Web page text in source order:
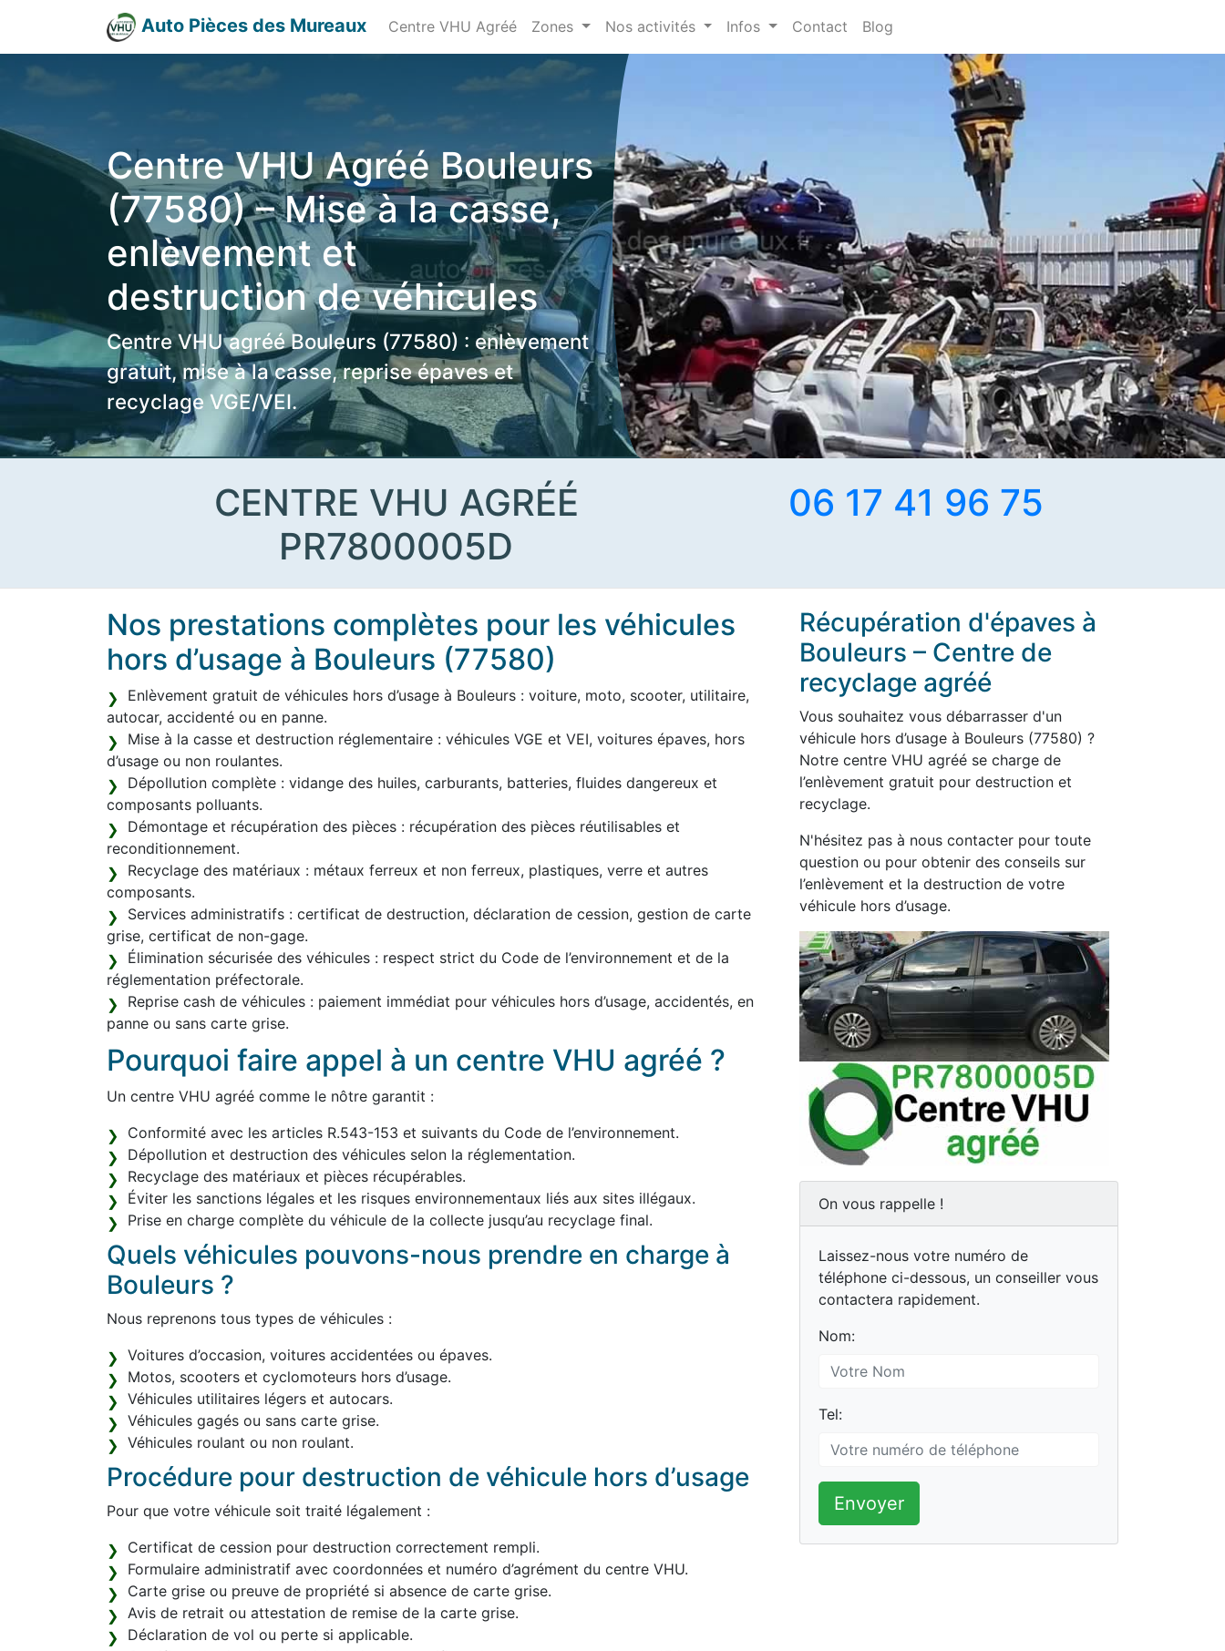
Auto Pièces des Mureaux Centre VHU Agréé Zones Nos activités Infos Contact Blog
Centre VHU Agréé Bouleurs
(77580) – Mise à la casse,
enlèvement et
destruction de véhicules
Centre VHU agréé Bouleurs (77580) : enlèvement
gratuit, mise à la casse, reprise épaves et
recyclage VGE/VEI.
CENTRE VHU AGRÉÉ
PR7800005D
06 17 41 96 75
Nos prestations complètes pour les véhicules
hors d’usage à Bouleurs (77580)
Enlèvement gratuit de véhicules hors d’usage à Bouleurs : voiture, moto, scooter, utilitaire,
autocar, accidenté ou en panne.
Mise à la casse et destruction réglementaire : véhicules VGE et VEI, voitures épaves, hors
d’usage ou non roulantes.
Dépollution complète : vidange des huiles, carburants, batteries, fluides dangereux et
composants polluants.
Démontage et récupération des pièces : récupération des pièces réutilisables et
reconditionnement.
Recyclage des matériaux : métaux ferreux et non ferreux, plastiques, verre et autres
composants.
Services administratifs : certificat de destruction, déclaration de cession, gestion de carte
grise, certificat de non-gage.
Élimination sécurisée des véhicules : respect strict du Code de l’environnement et de la
réglementation préfectorale.
Reprise cash de véhicules : paiement immédiat pour véhicules hors d’usage, accidentés, en
panne ou sans carte grise.
Pourquoi faire appel à un centre VHU agréé ?
Un centre VHU agréé comme le nôtre garantit :
Conformité avec les articles R.543-153 et suivants du Code de l’environnement.
Dépollution et destruction des véhicules selon la réglementation.
Recyclage des matériaux et pièces récupérables.
Éviter les sanctions légales et les risques environnementaux liés aux sites illégaux.
Prise en charge complète du véhicule de la collecte jusqu’au recyclage final.
Quels véhicules pouvons-nous prendre en charge à
Bouleurs ?
Nous reprenons tous types de véhicules :
Voitures d’occasion, voitures accidentées ou épaves.
Motos, scooters et cyclomoteurs hors d’usage.
Véhicules utilitaires légers et autocars.
Véhicules gagés ou sans carte grise.
Véhicules roulant ou non roulant.
Procédure pour destruction de véhicule hors d’usage
Pour que votre véhicule soit traité légalement :
Certificat de cession pour destruction correctement rempli.
Formulaire administratif avec coordonnées et numéro d’agrément du centre VHU.
Carte grise ou preuve de propriété si absence de carte grise.
Avis de retrait ou attestation de remise de la carte grise.
Déclaration de vol ou perte si applicable.
Récupération d'épaves à
Bouleurs – Centre de
recyclage agréé
Vous souhaitez vous débarrasser d'un
véhicule hors d’usage à Bouleurs (77580) ?
Notre centre VHU agréé se charge de
l’enlèvement gratuit pour destruction et
recyclage.
N'hésitez pas à nous contacter pour toute
question ou pour obtenir des conseils sur
l’enlèvement et la destruction de votre
véhicule hors d’usage.
On vous rappelle !
Laissez-nous votre numéro de
téléphone ci-dessous, un conseiller vous
contactera rapidement.
Nom:
Tel:
Envoyer